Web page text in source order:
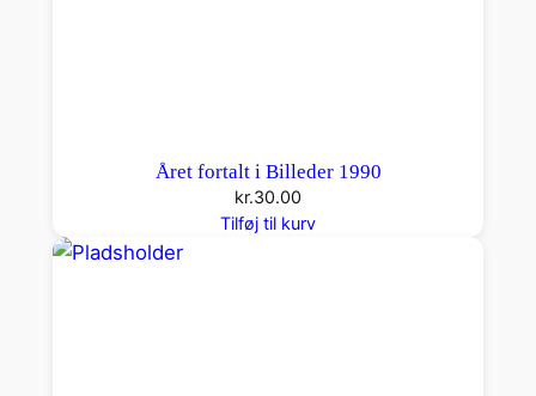
Året fortalt i Billeder 1990
kr.30.00
Tilføj til kurv